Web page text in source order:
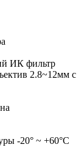
ИК фильтр
2.8~12мм c
-20° ~ +60°C